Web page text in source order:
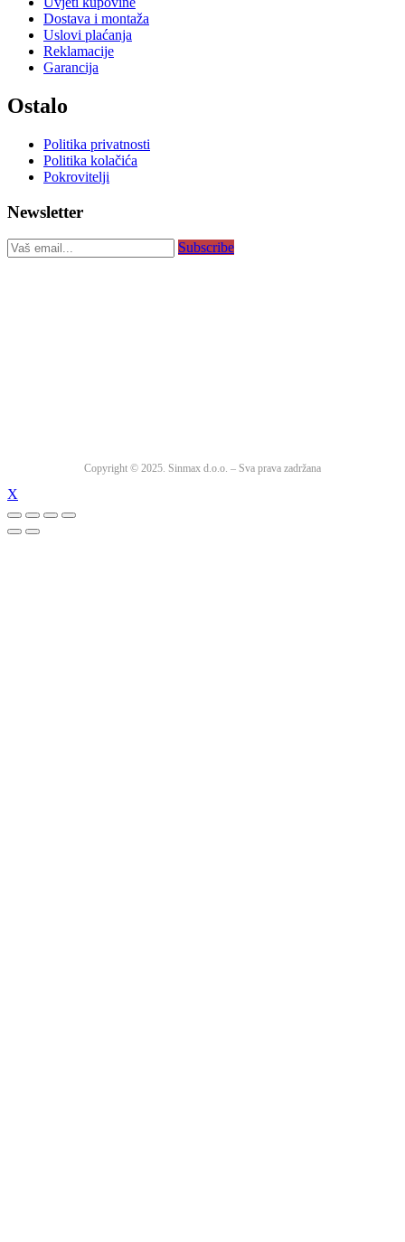
Dostava i montaža
Uslovi plaćanja
Reklamacije
Garancija
Ostalo
Politika privatnosti
Politika kolačića
Pokrovitelji
Newsletter
Subscribe
Copyright © 2025. Sinmax d.o.o. – Sva prava zadržana
X